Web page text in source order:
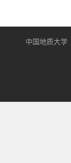
中国地质大学